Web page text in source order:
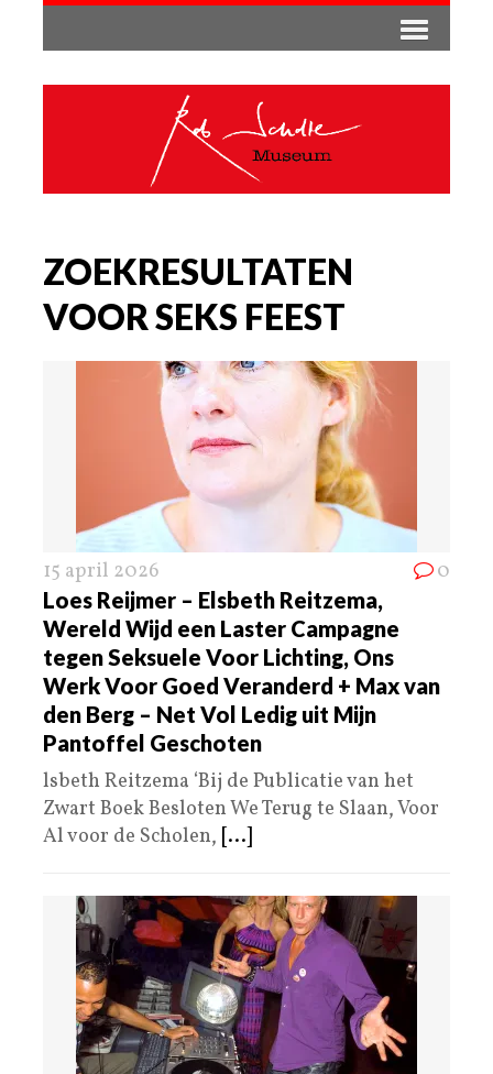
ZOEKRESULTATEN
VOOR SEKS FEEST
15 april 2026 0
Loes Reijmer – Elsbeth Reitzema,
Wereld Wijd een Laster Campagne
tegen Seksuele Voor Lichting, Ons
Werk Voor Goed Veranderd + Max van
den Berg – Net Vol Ledig uit Mijn
Pantoffel Geschoten
lsbeth Reitzema ‘Bij de Publicatie van het
Zwart Boek Besloten We Terug te Slaan, Voor
Al voor de Scholen, [...]